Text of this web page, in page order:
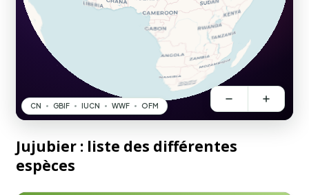
Jujubier : liste des différentes
espèces